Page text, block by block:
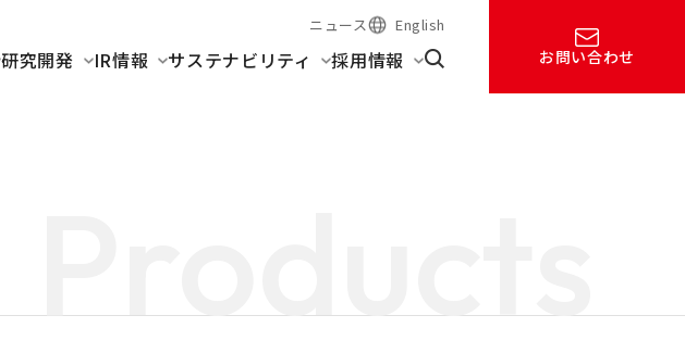
ニュース English
研究開発 IR情報 サステナビリティ 採用情報 お問い合わせ
Products